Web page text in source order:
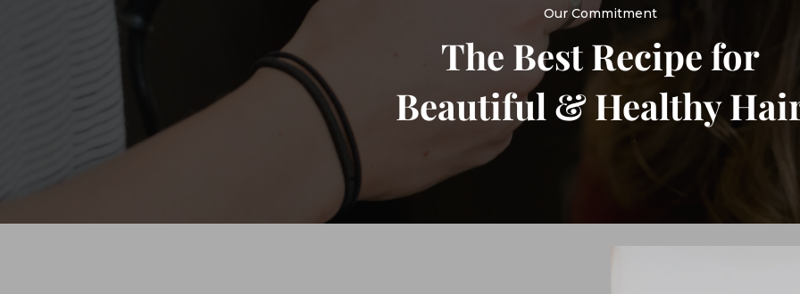
Our Commitment
The Best Recipe for
Beautiful & Healthy